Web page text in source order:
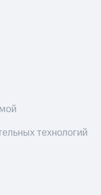
технологий